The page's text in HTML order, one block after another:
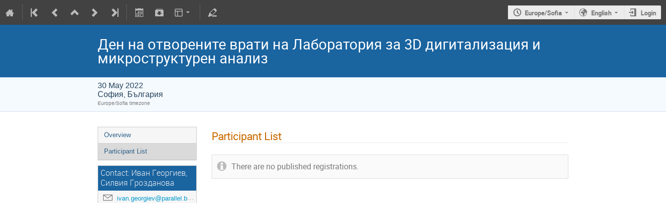
Europe/Sofia English Login
Ден на отворените врати на Лаборатория за 3D дигитализация и
микроструктурен анализ
30 May 2022
София, България
Europe/Sofia timezone
Overview
Participant List
Contact: Иван Георгиев,
Силвия Грозданова
ivan.georgiev@parallel.bas.bg
Participant List
There are no published registrations.